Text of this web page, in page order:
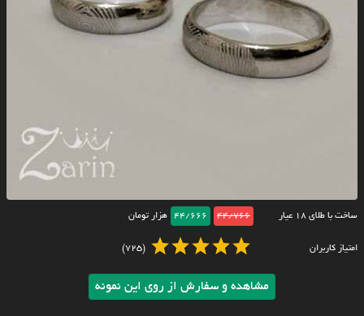
ساخت با طلای ۱۸ عیار 44/766
44/666 هزار تومان
امتیاز کاربران (725)
مشاهده و سفارش از روی این نمونه